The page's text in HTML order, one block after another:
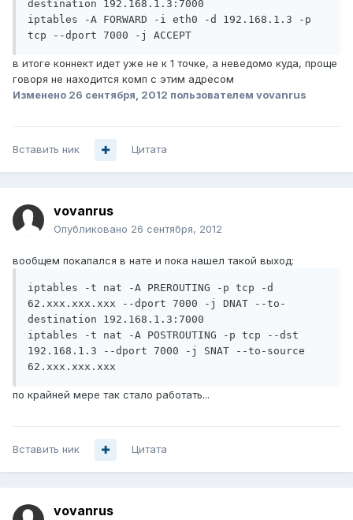
destination 192.168.1.3:7000
iptables -A FORWARD -i eth0 -d 192.168.1.3 -p
tcp --dport 7000 -j ACCEPT
в итоге коннект идет уже не к 1 точке, а неведомо куда, проще
говоря не находится комп с этим адресом
Изменено 26 сентября, 2012 пользователем vovanrus
Вставить ник Цитата
vovanrus
Опубликовано 26 сентября, 2012
вообщем покапался в нате и пока нашел такой выход:
iptables -t nat -A PREROUTING -p tcp -d
62.xxx.xxx.xxx --dport 7000 -j DNAT --to-
destination 192.168.1.3:7000
iptables -t nat -A POSTROUTING -p tcp --dst
192.168.1.3 --dport 7000 -j SNAT --to-source
62.xxx.xxx.xxx
по крайней мере так стало работать...
Вставить ник Цитата
vovanrus